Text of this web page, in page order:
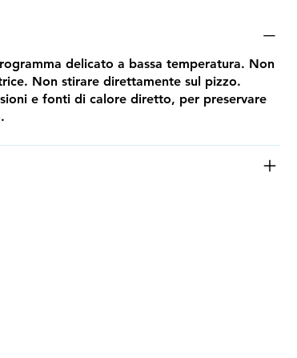
delicato a bassa temperatura. Non
Non stirare direttamente sul pizzo.
e fonti di calore diretto, per preservare